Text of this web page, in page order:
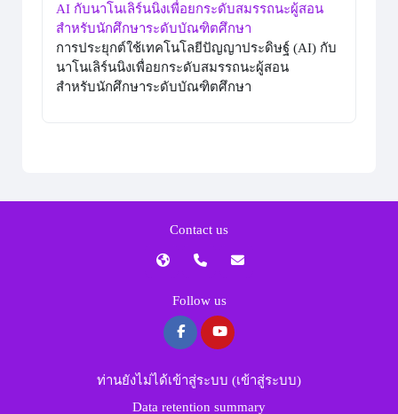
AI กับนาโนเลิร์นนิงเพื่อยกระดับสมรรถนะผู้สอน
สำหรับนักศึกษาระดับบัณฑิตศึกษา
การประยุกต์ใช้เทคโนโลยีปัญญาประดิษฐ์ (AI) กับ
นาโนเลิร์นนิงเพื่อยกระดับสมรรถนะผู้สอน
สำหรับนักศึกษาระดับบัณฑิตศึกษา
Contact us
Follow us
ท่านยังไม่ได้เข้าสู่ระบบ (เข้าสู่ระบบ)
Data retention summary